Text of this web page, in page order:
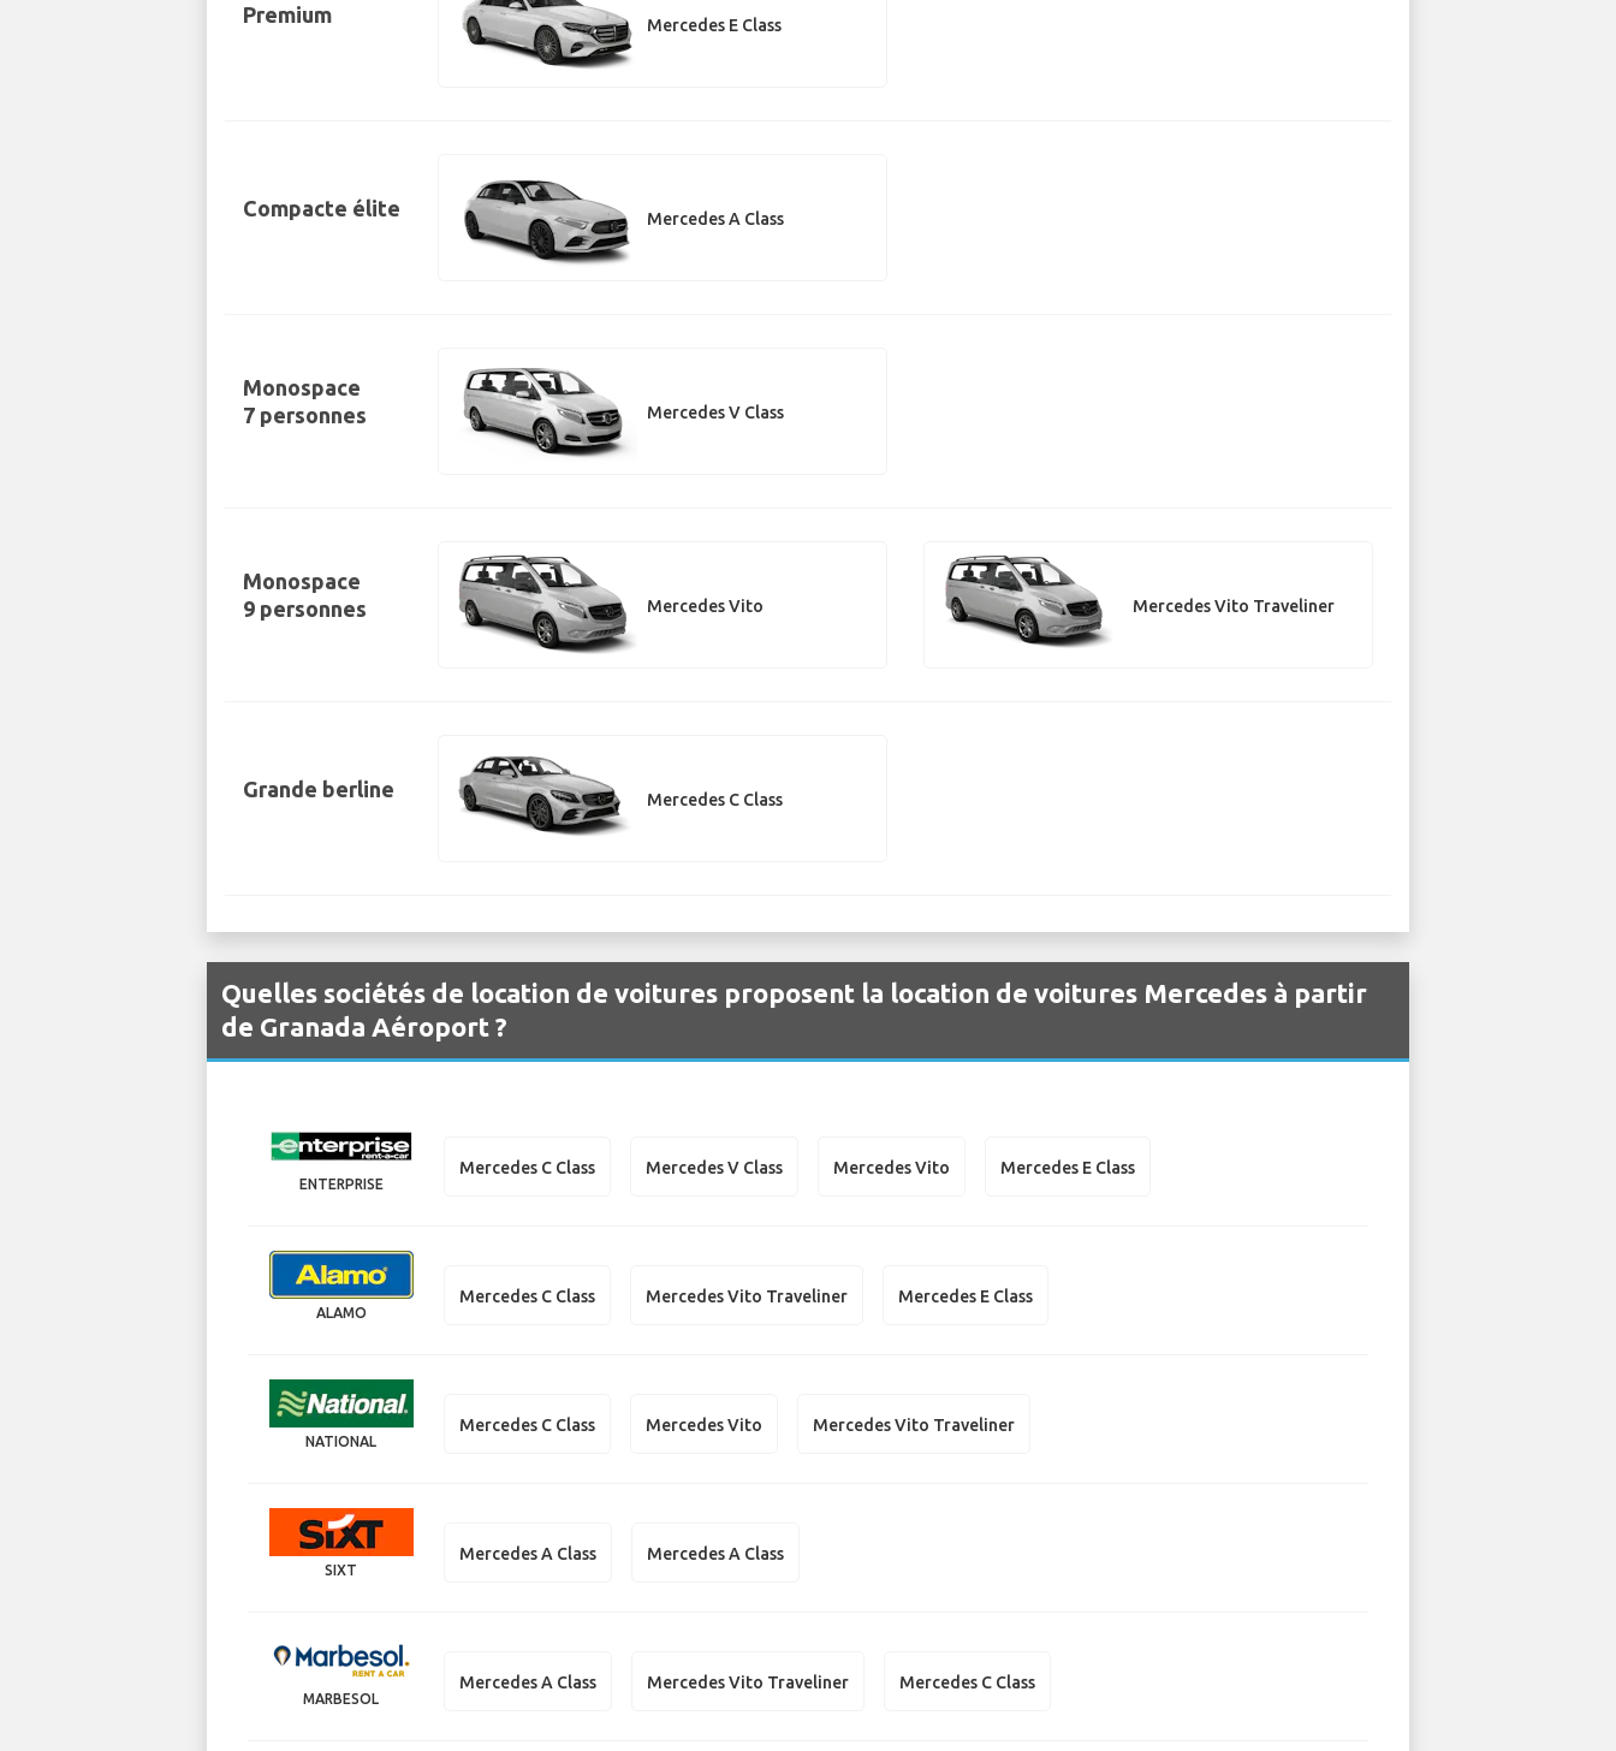
Premium Mercedes E Class
Compacte élite Mercedes A Class
Monospace
7 personnes
Mercedes V Class
Monospace
9 personnes
Mercedes Vito Mercedes Vito Traveliner
Grande berline Mercedes C Class
Quelles sociétés de location de voitures proposent la location de voitures Mercedes à partir
de Granada Aéroport ?
ENTERPRISE
Mercedes C Class Mercedes V Class Mercedes Vito Mercedes E Class
ALAMO
Mercedes C Class Mercedes Vito Traveliner Mercedes E Class
NATIONAL
Mercedes C Class Mercedes Vito Mercedes Vito Traveliner
SIXT
Mercedes A Class Mercedes A Class
MARBESOL
Mercedes A Class Mercedes Vito Traveliner Mercedes C Class